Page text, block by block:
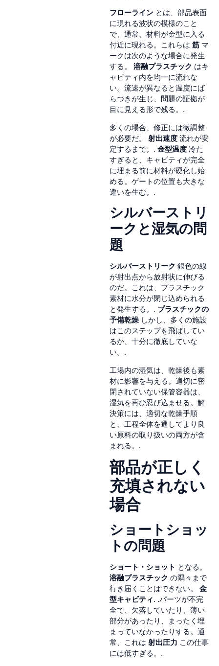
フローライン とは、部品表面
に現れる波状の模様のこと
で、通常、材料が金型に入る
付近に現れる。これらは 筋 マ
ークは次のような場合に発生
する。 溶融プラスチック はキ
ャビティ内を均一に流れな
い。流速が異なると温度にば
らつきが生じ、問題の証拠が
目に見える形で残る。.
多くの場合、修正には微調整
が必要だ。 射出速度 流れが安
定するまで。. 金型温度 冷た
すぎると、キャビティが完全
に埋まる前に材料が硬化し始
める。ゲートの位置も大きな
違いを生む。.
シルバーストリ
ークと湿気の問
題
シルバーストリーク 銀色の線
が射出点から放射状に伸びる
のだ。これは、プラスチック
素材に水分が閉じ込められる
と発生する。. プラスチックの
予備乾燥 しかし、多くの施設
はこのステップを飛ばしてい
るか、十分に徹底していな
い。.
工場内の湿気は、乾燥後も素
材に影響を与える。適切に密
閉されていない保管容器は、
湿気を再び忍び込ませる。解
決策には、適切な乾燥手順
と、工程全体を通してより良
い原料の取り扱いの両方が含
まれる。.
部品が正しく
充填されない
場合
ショートショッ
トの問題
ショート・ショット となる。
溶融プラスチック の隅々まで
行き届くことはできない。 金
型キャビティ. .パーツが不完
全で、欠落していたり、薄い
部分があったり、まったく埋
まっていなかったりする。通
常、これは 射出圧力 この仕事
には低すぎる。.